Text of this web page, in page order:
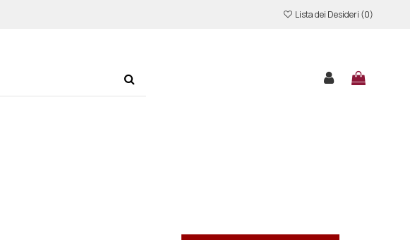
Lista dei Desideri (0)